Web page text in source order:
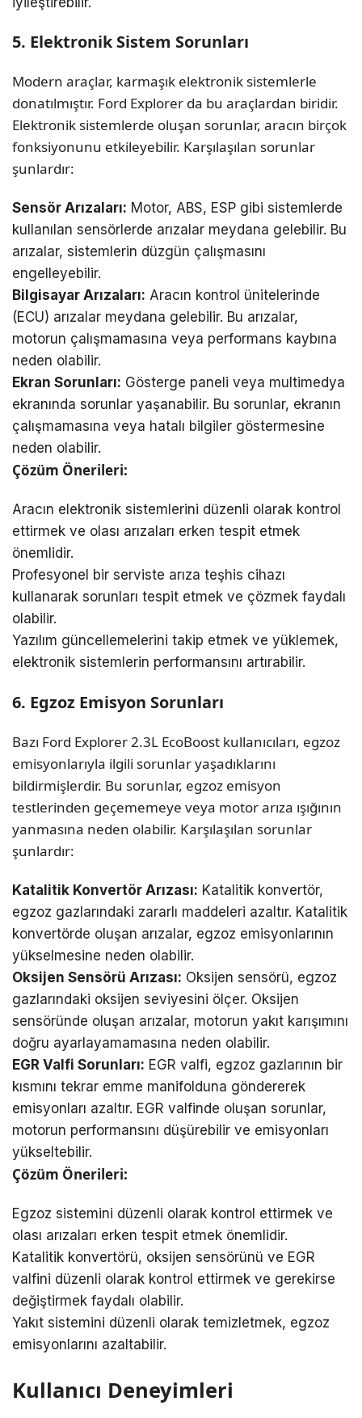
5. Elektronik Sistem Sorunları
Modern araçlar, karmaşık elektronik sistemlerle
donatılmıştır. Ford Explorer da bu araçlardan biridir.
Elektronik sistemlerde oluşan sorunlar, aracın birçok
fonksiyonunu etkileyebilir. Karşılaşılan sorunlar
şunlardır:
Sensör Arızaları: Motor, ABS, ESP gibi sistemlerde
kullanılan sensörlerde arızalar meydana gelebilir. Bu
arızalar, sistemlerin düzgün çalışmasını
engelleyebilir.
Bilgisayar Arızaları: Aracın kontrol ünitelerinde
(ECU) arızalar meydana gelebilir. Bu arızalar,
motorun çalışmamasına veya performans kaybına
neden olabilir.
Ekran Sorunları: Gösterge paneli veya multimedya
ekranında sorunlar yaşanabilir. Bu sorunlar, ekranın
çalışmamasına veya hatalı bilgiler göstermesine
neden olabilir.
Çözüm Önerileri:
Aracın elektronik sistemlerini düzenli olarak kontrol
ettirmek ve olası arızaları erken tespit etmek
önemlidir.
Profesyonel bir serviste arıza teşhis cihazı
kullanarak sorunları tespit etmek ve çözmek faydalı
olabilir.
Yazılım güncellemelerini takip etmek ve yüklemek,
elektronik sistemlerin performansını artırabilir.
6. Egzoz Emisyon Sorunları
Bazı Ford Explorer 2.3L EcoBoost kullanıcıları, egzoz
emisyonlarıyla ilgili sorunlar yaşadıklarını
bildirmişlerdir. Bu sorunlar, egzoz emisyon
testlerinden geçememeye veya motor arıza ışığının
yanmasına neden olabilir. Karşılaşılan sorunlar
şunlardır:
Katalitik Konvertör Arızası: Katalitik konvertör,
egzoz gazlarındaki zararlı maddeleri azaltır. Katalitik
konvertörde oluşan arızalar, egzoz emisyonlarının
yükselmesine neden olabilir.
Oksijen Sensörü Arızası: Oksijen sensörü, egzoz
gazlarındaki oksijen seviyesini ölçer. Oksijen
sensöründe oluşan arızalar, motorun yakıt karışımını
doğru ayarlayamamasına neden olabilir.
EGR Valfi Sorunları: EGR valfi, egzoz gazlarının bir
kısmını tekrar emme manifolduna göndererek
emisyonları azaltır. EGR valfinde oluşan sorunlar,
motorun performansını düşürebilir ve emisyonları
yükseltebilir.
Çözüm Önerileri:
Egzoz sistemini düzenli olarak kontrol ettirmek ve
olası arızaları erken tespit etmek önemlidir.
Katalitik konvertörü, oksijen sensörünü ve EGR
valfini düzenli olarak kontrol ettirmek ve gerekirse
değiştirmek faydalı olabilir.
Yakıt sistemini düzenli olarak temizletmek, egzoz
emisyonlarını azaltabilir.
Kullanıcı Deneyimleri